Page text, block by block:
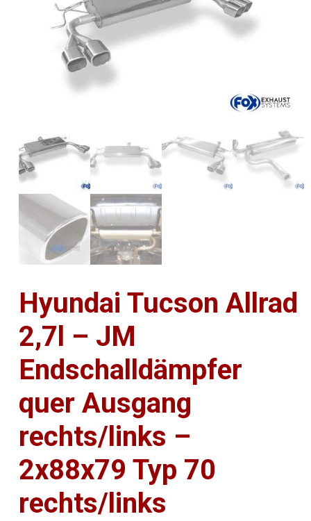
Hyundai Tucson Allrad
2,7l – JM
Endschalldämpfer
quer Ausgang
rechts/links –
2x88x79 Typ 70
rechts/links